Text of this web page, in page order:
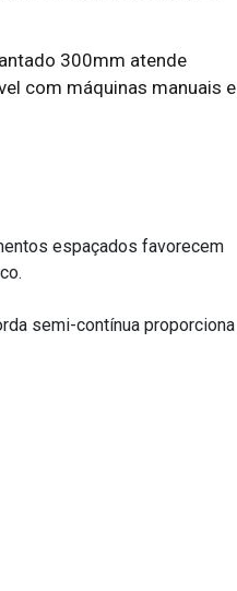
300mm atende
com máquinas manuais e
espaçados favorecem
semi-contínua proporciona